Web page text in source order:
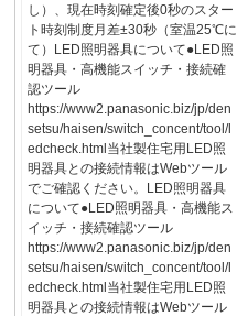
し）、現在時刻確定後0秒のスター
ト時刻制度月差±30秒（室温25℃に
て）LED照明器具について●LED照
明器具・高機能スイッチ・接続確
認ツール
https://www2.panasonic.biz/jp/den
setsu/haisen/switch_concent/tool/l
edcheck.html当社製住宅用LED照
明器具との接続情報はWebツール
でご確認ください。LED照明器具
について●LED照明器具・高機能ス
イッチ・接続確認ツール
https://www2.panasonic.biz/jp/den
setsu/haisen/switch_concent/tool/l
edcheck.html当社製住宅用LED照
明器具との接続情報はWebツール